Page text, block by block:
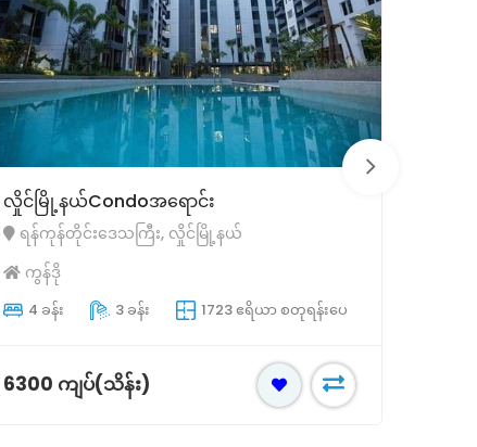
ရန်ကင်းမြို့နယ် Condo အရောင်း
ရန်ကုန်တိုင်းဒေသကြီး, ရန်ကင်းမြို့နယ်
ကွန်ဒို
3 ခန်း 3 ခန်း 1400 ဧရိယာ စတုရန်းပေ
4800 ကျပ်(သိန်း)